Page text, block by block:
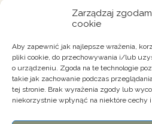
Zarządzaj
cookie
Aby zapewnić jak najlepsze wrażenia,
pliki cookie, do przechowywania i/lub
o urządzeniu. Zgoda na te technologie
takie jak zachowanie podczas
tej stronie. Brak wyrażenia zgody lub
niekorzystnie wpłynąć na niektóre cechy